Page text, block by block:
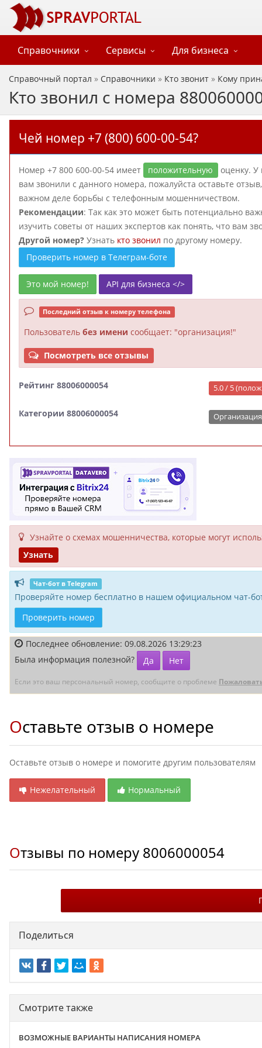
Справочники Сервисы Для бизнеса
Справочный портал » Справочники » Кто звонит » Кому
Кто звонил с номера
Чей номер +7 (800) 600-00-54?
Номер +7 800 600-00-54 имеет положительную
оценку. У
вам звонили с данного номера, пожалуйста оставьте
важном деле борьбы с телефонным мошенничеством.
Рекомендации: Так как это может быть потенциально
изучить советы от наших экспертов как понять, что вам
Другой номер? Узнать кто звонил по другому номеру.
Проверить номер в Телеграм-боте
Это мой номер! API для бизнеса </>
Последний отзыв к номеру телефона
Пользователь без имени сообщает: "организация!"
Посмотреть все отзывы
Рейтинг 88006000054 5.0 / 5
Категории 88006000054 Организация
Узнайте о схемах мошенни­чества, кото­рые могут
Узнать
Чат-бот в Telegram
Проверяйте номер бесплатно в нашем официальном чат-
Проверить номер
Последнее обновление: 09.08.2026 13:29:23
Была информация полезной?
Да Нет
Если это ваш персональный номер, сообщите о проблеме
Оставьте отзыв о номере
Оставьте отзыв о номере и помогите другим пользователям
Нежелательный Нормальный
Отзывы по номеру 8006000054
Поделиться
Смотрите также
ВОЗМОЖНЫЕ ВАРИАНТЫ НАПИСАНИЯ НОМЕРА